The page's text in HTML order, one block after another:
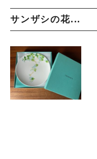
サンザシの花...